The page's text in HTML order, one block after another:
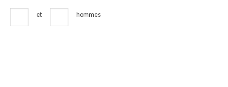
et hommes